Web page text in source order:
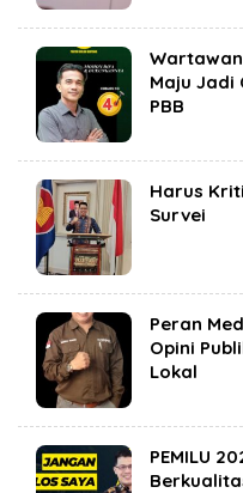
Maju Jadi
PBB
Harus
Survei
Peran
Opini
Lokal
PEMILU